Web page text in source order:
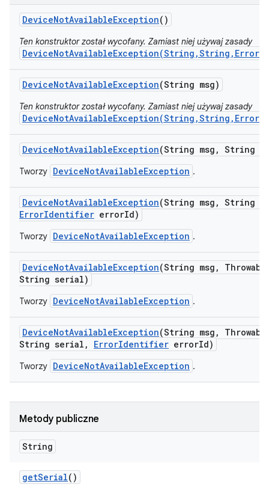
DeviceNotAvailableException()
Ten konstruktor został wycofany. Zamiast niej używaj zasady
DeviceNotAvailableException(String msg)
Ten konstruktor został wycofany. Zamiast niej używaj zasady
DeviceNotAvailableException(String msg , String
Tworzy DeviceNotAvailableException .
DeviceNotAvailableException(String msg , String
ErrorIdentifier errorId)
Tworzy DeviceNotAvailableException .
DeviceNotAvailableException(String msg ,
String serial)
Tworzy DeviceNotAvailableException .
DeviceNotAvailableException(String msg ,
String serial , ErrorIdentifier errorId)
Tworzy DeviceNotAvailableException .
Metody publiczne
String
getSerial()